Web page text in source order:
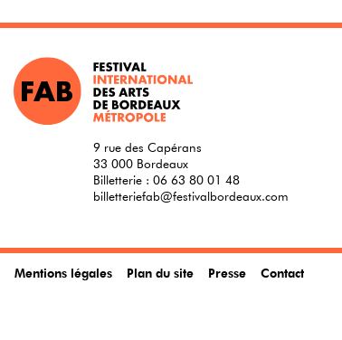
9 rue des Capérans
33 000 Bordeaux
Billetterie : 06 63 80 01 48
billetteriefab@festivalbordeaux.com
Mentions légales Plan du site Presse Contact